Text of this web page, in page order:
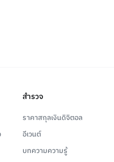
สำรวจ
ราคาสกุลเงินดิจิตอล
อีเวนต์
บทความความรู้